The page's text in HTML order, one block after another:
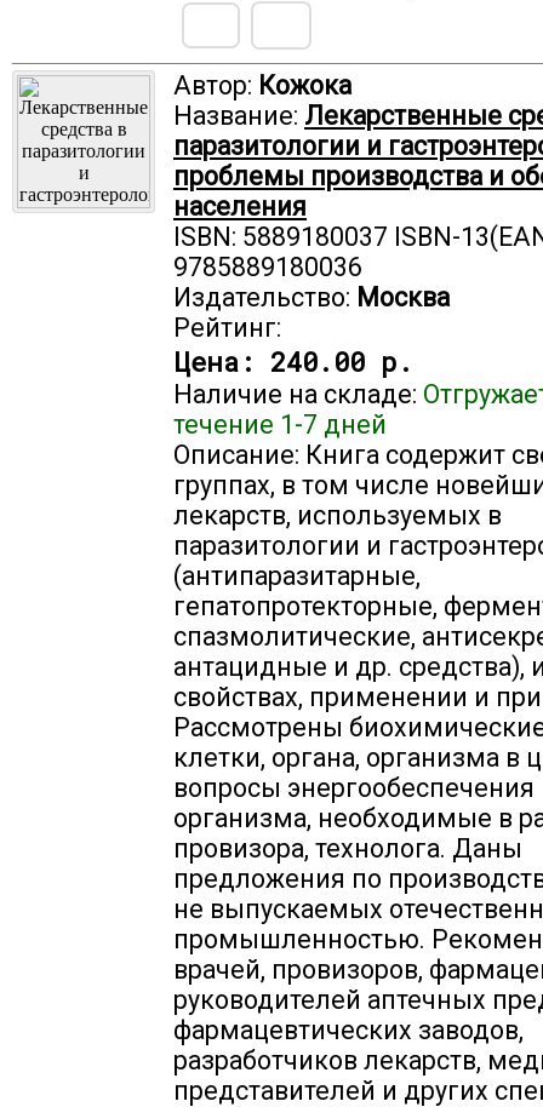
Автор: Кожока
Название: Лекарственные
паразитологии и
проблемы производства и
населения
ISBN: 5889180037 ISBN-
9785889180036
Издательство: Москва
Рейтинг:
Цена: 240.00 р.
Наличие на складе:
течение 1-7 дней
Описание: Книга содержит
группах, в том числе
лекарств, используемых в
паразитологии и
(антипаразитарные,
гепатопротекторные,
спазмолитические,
антацидные и др. средства),
свойствах, применении и
Рассмотрены
клетки, органа, организма в
вопросы энергообеспечения
организма, необходимые в
провизора, технолога. Даны
предложения по
не выпускаемых
промышленностью.
врачей, провизоров,
руководителей аптечных
фармацевтических заводов,
разработчиков лекарств,
представителей и других